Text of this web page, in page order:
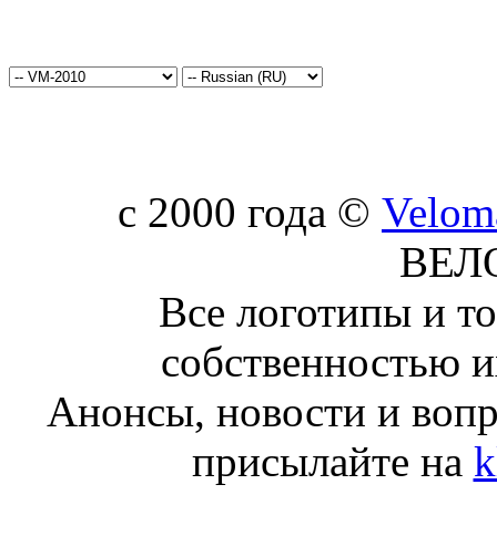
c 2000 года ©
Все логотипы и
собственностью
Анонсы, новости и
присылайте на